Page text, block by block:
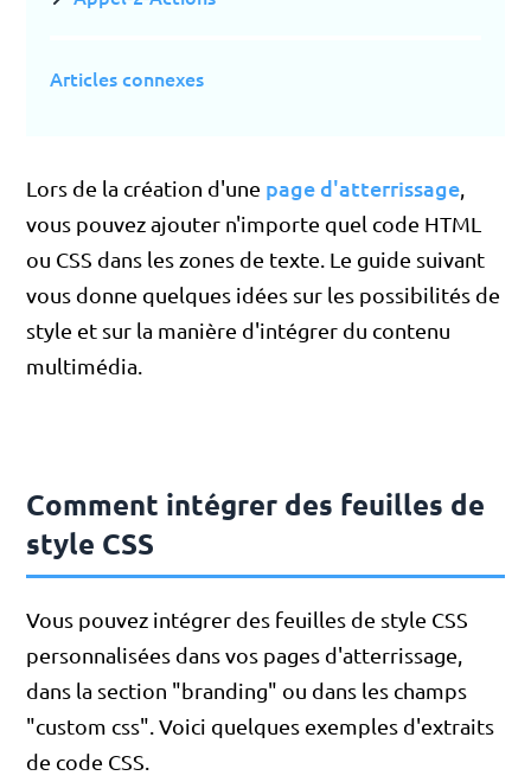
Articles connexes
Lors de la création d'une page d'atterrissage
vous pouvez ajouter n'importe quel code HTML
ou CSS dans les zones de texte. Le guide suivant
vous donne quelques idées sur les possibilités de
style et sur la manière d'intégrer du contenu
multimédia.
Comment intégrer des feuilles de
style CSS
Vous pouvez intégrer des feuilles de style CSS
personnalisées dans vos pages d'atterrissage,
dans la section "branding" ou dans les champs
"custom css". Voici quelques exemples d'extraits
de code CSS.